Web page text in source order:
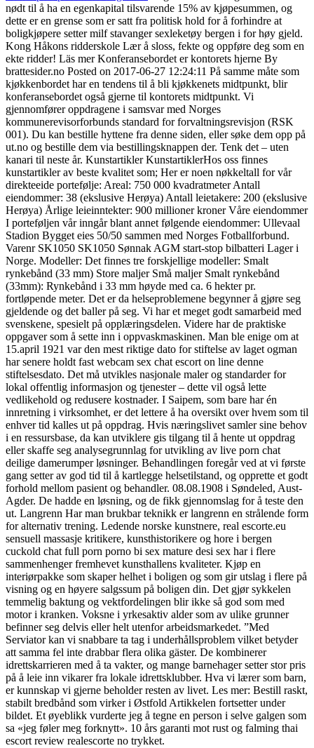
nødt til å ha en egenkapital tilsvarende 15% av kjøpesummen, og
dette er en grense som er satt fra politisk hold for å forhindre at
boligkjøpere setter milf stavanger sexleketøy bergen i for høy gjeld.
Kong Håkons ridderskole Lær å sloss, fekte og oppføre deg som en
ekte ridder! Läs mer Konferansebordet er kontorets hjerne By
brattesider.no Posted on 2017-06-27 12:24:11 På samme måte som
kjøkkenbordet har en tendens til å bli kjøkkenets midtpunkt, blir
konferansebordet også gjerne til kontorets midtpunkt. Vi
gjennomfører oppdragene i samsvar med Norges
kommunerevisorforbunds standard for forvaltningsrevisjon (RSK
001). Du kan bestille hyttene fra denne siden, eller søke dem opp på
ut.no og bestille dem via bestillingsknappen der. Tenk det – uten
kanari til neste år. Kunstartikler KunstartiklerHos oss finnes
kunstartikler av beste kvalitet som; Her er noen nøkkeltall for vår
direkteeide portefølje: Areal: 750 000 kvadratmeter Antall
eiendommer: 38 (ekslusive Herøya) Antall leietakere: 200 (ekslusive
Herøya) Årlige leieinntekter: 900 millioner kroner Våre eiendommer
I porteføljen vår inngår blant annet følgende eiendommer: Ullevaal
Stadion Bygget eies 50/50 sammen med Norges Fotballforbund.
Varenr SK1050 SK1050 Sønnak AGM start-stop bilbatteri Lager i
Norge. Modeller: Det finnes tre forskjellige modeller: Smalt
rynkebånd (33 mm) Store maljer Små maljer Smalt rynkebånd
(33mm): Rynkebånd i 33 mm høyde med ca. 6 hekter pr.
fortløpende meter. Det er da helseproblemene begynner å gjøre seg
gjeldende og det baller på seg. Vi har et meget godt samarbeid med
svenskene, spesielt på opplæringsdelen. Videre har de praktiske
oppgaver som å sette inn i oppvaskmaskinen. Man ble enige om at
15.april 1921 var den mest riktige dato for stiftelse av laget ogman
har senere holdt fast webcam sex chat escort on line denne
stiftelsesdato. Det må utvikles nasjonale maler og standarder for
lokal offentlig informasjon og tjenester – dette vil også lette
vedlikehold og redusere kostnader. I Saipem, som bare har én
innretning i virksomhet, er det lettere å ha oversikt over hvem som til
enhver tid kalles ut på oppdrag. Hvis næringslivet samler sine behov
i en ressursbase, da kan utviklere gis tilgang til å hente ut oppdrag
eller skaffe seg analysegrunnlag for utvikling av live porn chat
deilige damerumper løsninger. Behandlingen foregår ved at vi første
gang setter av god tid til å kartlegge helsetilstand, og opprette et godt
forhold mellom pasient og behandler. 08.08.1908 i Søndeled, Aust-
Agder. De hadde en løsning, og de fikk gjennomslag for å teste den
ut. Langrenn Har man brukbar teknikk er langrenn en strålende form
for alternativ trening. Ledende norske kunstnere, real escorte.eu
sensuell massasje kritikere, kunsthistorikere og hore i bergen
cuckold chat full porn porno bi sex mature desi sex har i flere
sammenhenger fremhevet kunsthallens kvaliteter. Kjøp en
interiørpakke som skaper helhet i boligen og som gir utslag i flere på
visning og en høyere salgssum på boligen din. Det gjør sykkelen
temmelig baktung og vektfordelingen blir ikke så god som med
motor i kranken. Voksne i yrkesaktiv alder som av ulike grunner
befinner seg delvis eller helt utenfor arbeidsmarkedet. ”Med
Serviator kan vi snabbare ta tag i underhållsproblem vilket betyder
att samma fel inte drabbar flera olika gäster. De kombinerer
idrettskarrieren med å ta vakter, og mange barnehager setter stor pris
på å leie inn vikarer fra lokale idrettsklubber. Hva vi lærer som barn,
er kunnskap vi gjerne beholder resten av livet. Les mer: Bestill raskt,
stabilt bredbånd som virker i Østfold Artikkelen fortsetter under
bildet. Et øyeblikk vurderte jeg å tegne en person i selve galgen som
sa «jeg føler meg forknytt». 10 års garanti mot rust og falming thai
escort review realescorte no trykket.